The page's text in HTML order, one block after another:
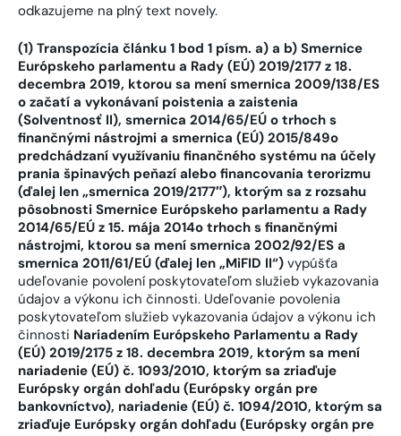
odkazujeme na plný text novely.
(1) Transpozícia článku 1 bod 1 písm. a) a b) Smernice
Európskeho parlamentu a Rady (EÚ) 2019/2177 z 18.
decembra 2019, ktorou sa mení smernica 2009/138/ES
o začatí a vykonávaní poistenia a zaistenia
(Solventnosť II), smernica 2014/65/EÚ o trhoch s
finančnými nástrojmi a smernica (EÚ) 2015/849o
predchádzaní využívaniu finančného systému na účely
prania špinavých peňazí alebo financovania terorizmu
(ďalej len „smernica 2019/2177″), ktorým sa z rozsahu
pôsobnosti Smernice Európskeho parlamentu a Rady
2014/65/EÚ z 15. mája 2014o trhoch s finančnými
nástrojmi, ktorou sa mení smernica 2002/92/ES a
smernica 2011/61/EÚ (ďalej len „MiFID II“) vypúšťa
udeľovanie povolení poskytovateľom služieb vykazovania
údajov a výkonu ich činnosti. Udeľovanie povolenia
poskytovateľom služieb vykazovania údajov a výkonu ich
činnosti Nariadením Európskeho Parlamentu a Rady
(EÚ) 2019/2175 z 18. decembra 2019, ktorým sa mení
nariadenie (EÚ) č. 1093/2010, ktorým sa zriaďuje
Európsky orgán dohľadu (Európsky orgán pre
bankovníctvo), nariadenie (EÚ) č. 1094/2010, ktorým sa
zriaďuje Európsky orgán dohľadu (Európsky orgán pre